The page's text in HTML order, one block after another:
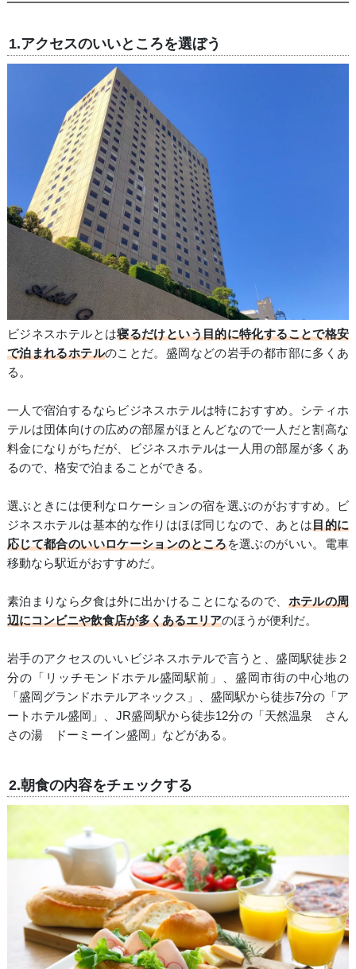
1.アクセスのいいところを選ぼう
ビジネスホテルとは寝るだけという目的に特化することで格安
で泊まれるホテルのことだ。盛岡などの岩手の都市部に多くあ
る。
一人で宿泊するならビジネスホテルは特におすすめ。シティホ
テルは団体向けの広めの部屋がほとんどなので一人だと割高な
料金になりがちだが、ビジネスホテルは一人用の部屋が多くあ
るので、格安で泊まることができる。
選ぶときには便利なロケーションの宿を選ぶのがおすすめ。ビ
ジネスホテルは基本的な作りはほぼ同じなので、あとは目的に
応じて都合のいいロケーションのところを選ぶのがいい。電車
移動なら駅近がおすすめだ。
素泊まりなら夕食は外に出かけることになるので、 ホテルの周
辺にコンビニや飲食店が多くあるエリアのほうが便利だ。
岩手のアクセスのいいビジネスホテルで言うと、盛岡駅徒歩２
分の「リッチモンドホテル盛岡駅前」、盛岡市街の中心地の
「盛岡グランドホテルアネックス」、盛岡駅から徒歩7分の「ア
ートホテル盛岡」、JR盛岡駅から徒歩12分の「天然温泉 さん
さの湯 ドーミーイン盛岡」などがある。
2.朝食の内容をチェックする